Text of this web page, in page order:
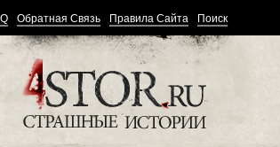
Обратная Связь Правила Сайта Поиск